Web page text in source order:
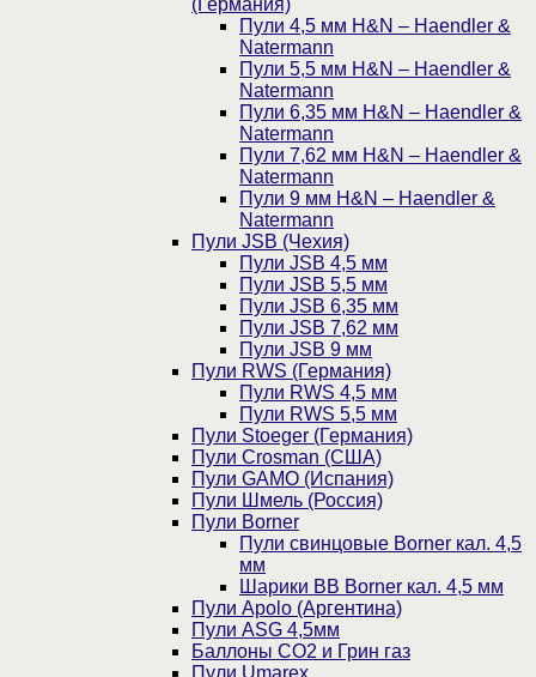
Пули 4,5 мм H&N – Haendler &
Natermann
Пули 5,5 мм H&N – Haendler &
Natermann
Пули 6,35 мм H&N – Haendler &
Natermann
Пули 7,62 мм H&N – Haendler &
Natermann
Пули 9 мм H&N – Haendler &
Natermann
Пули JSB (Чехия)
Пули JSB 4,5 мм
Пули JSB 5,5 мм
Пули JSB 6,35 мм
Пули JSB 7,62 мм
Пули JSB 9 мм
Пули RWS (Германия)
Пули RWS 4,5 мм
Пули RWS 5,5 мм
Пули Stoeger (Германия)
Пули Crosman (США)
Пули GAMO (Испания)
Пули Шмель (Россия)
Пули Borner
Пули свинцовые Borner кал. 4,5
мм
Шарики BB Borner кал. 4,5 мм
Пули Apolo (Аргентина)
Пули ASG 4,5мм
Баллоны CO2 и Грин газ
Пули Umarex